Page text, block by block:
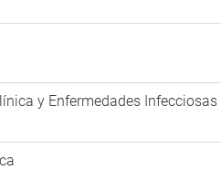
y Enfermedades Infecciosas